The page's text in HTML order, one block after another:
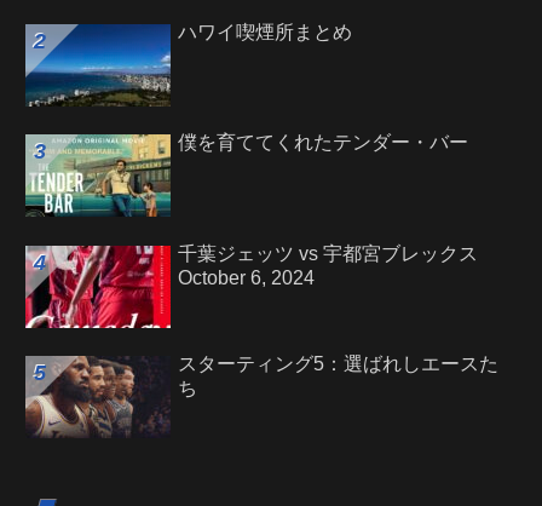
ハワイ喫煙所まとめ
僕を育ててくれたテンダー・バー
千葉ジェッツ vs 宇都宮ブレックス
October 6, 2024
スターティング5：選ばれしエースた
ち